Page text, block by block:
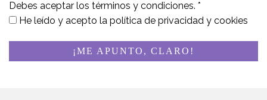
Debes aceptar los términos y condiciones. *
He leído y acepto la política de privacidad y cookies